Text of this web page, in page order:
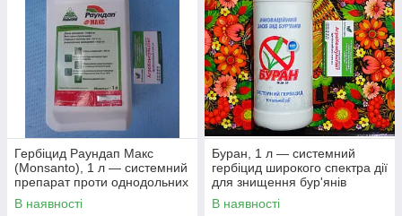
Гербіцид Раундап Макс
(Monsanto), 1 л — системний
препарат проти однодольних
і дводольних бур'янів
В наявності
Буран, 1 л — системний
гербіцид широкого спектра дії
для знищення бур'янів
В наявності